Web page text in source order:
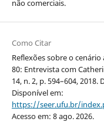
não comerciais.
Como Citar
Reflexões sobre o
80: Entrevista com
14, n. 2, p. 594–604, 2018.
Disponível em:
https://seer.ufu.br/
Acesso em: 8 ago. 2026.